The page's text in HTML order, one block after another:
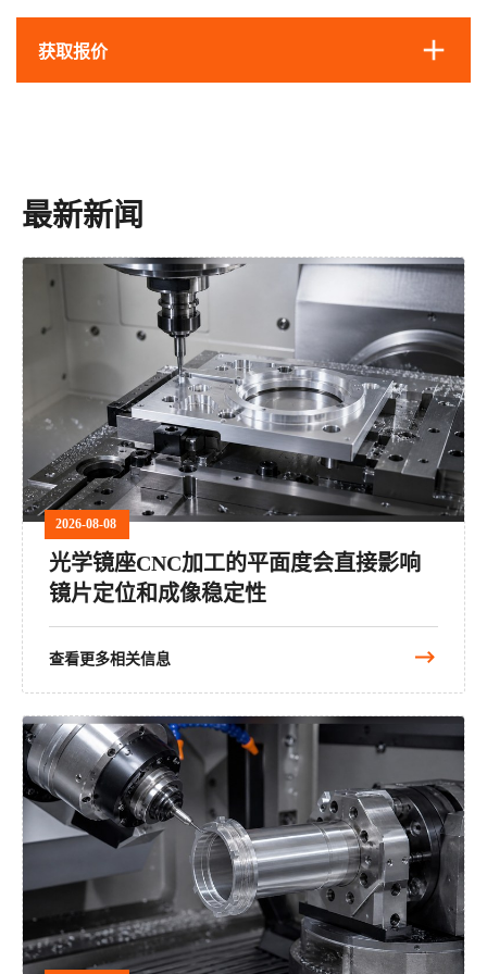
获取报价
最新新闻
2026-08-08
光学镜座CNC加工的平面度会直接影响
镜片定位和成像稳定性
查看更多相关信息